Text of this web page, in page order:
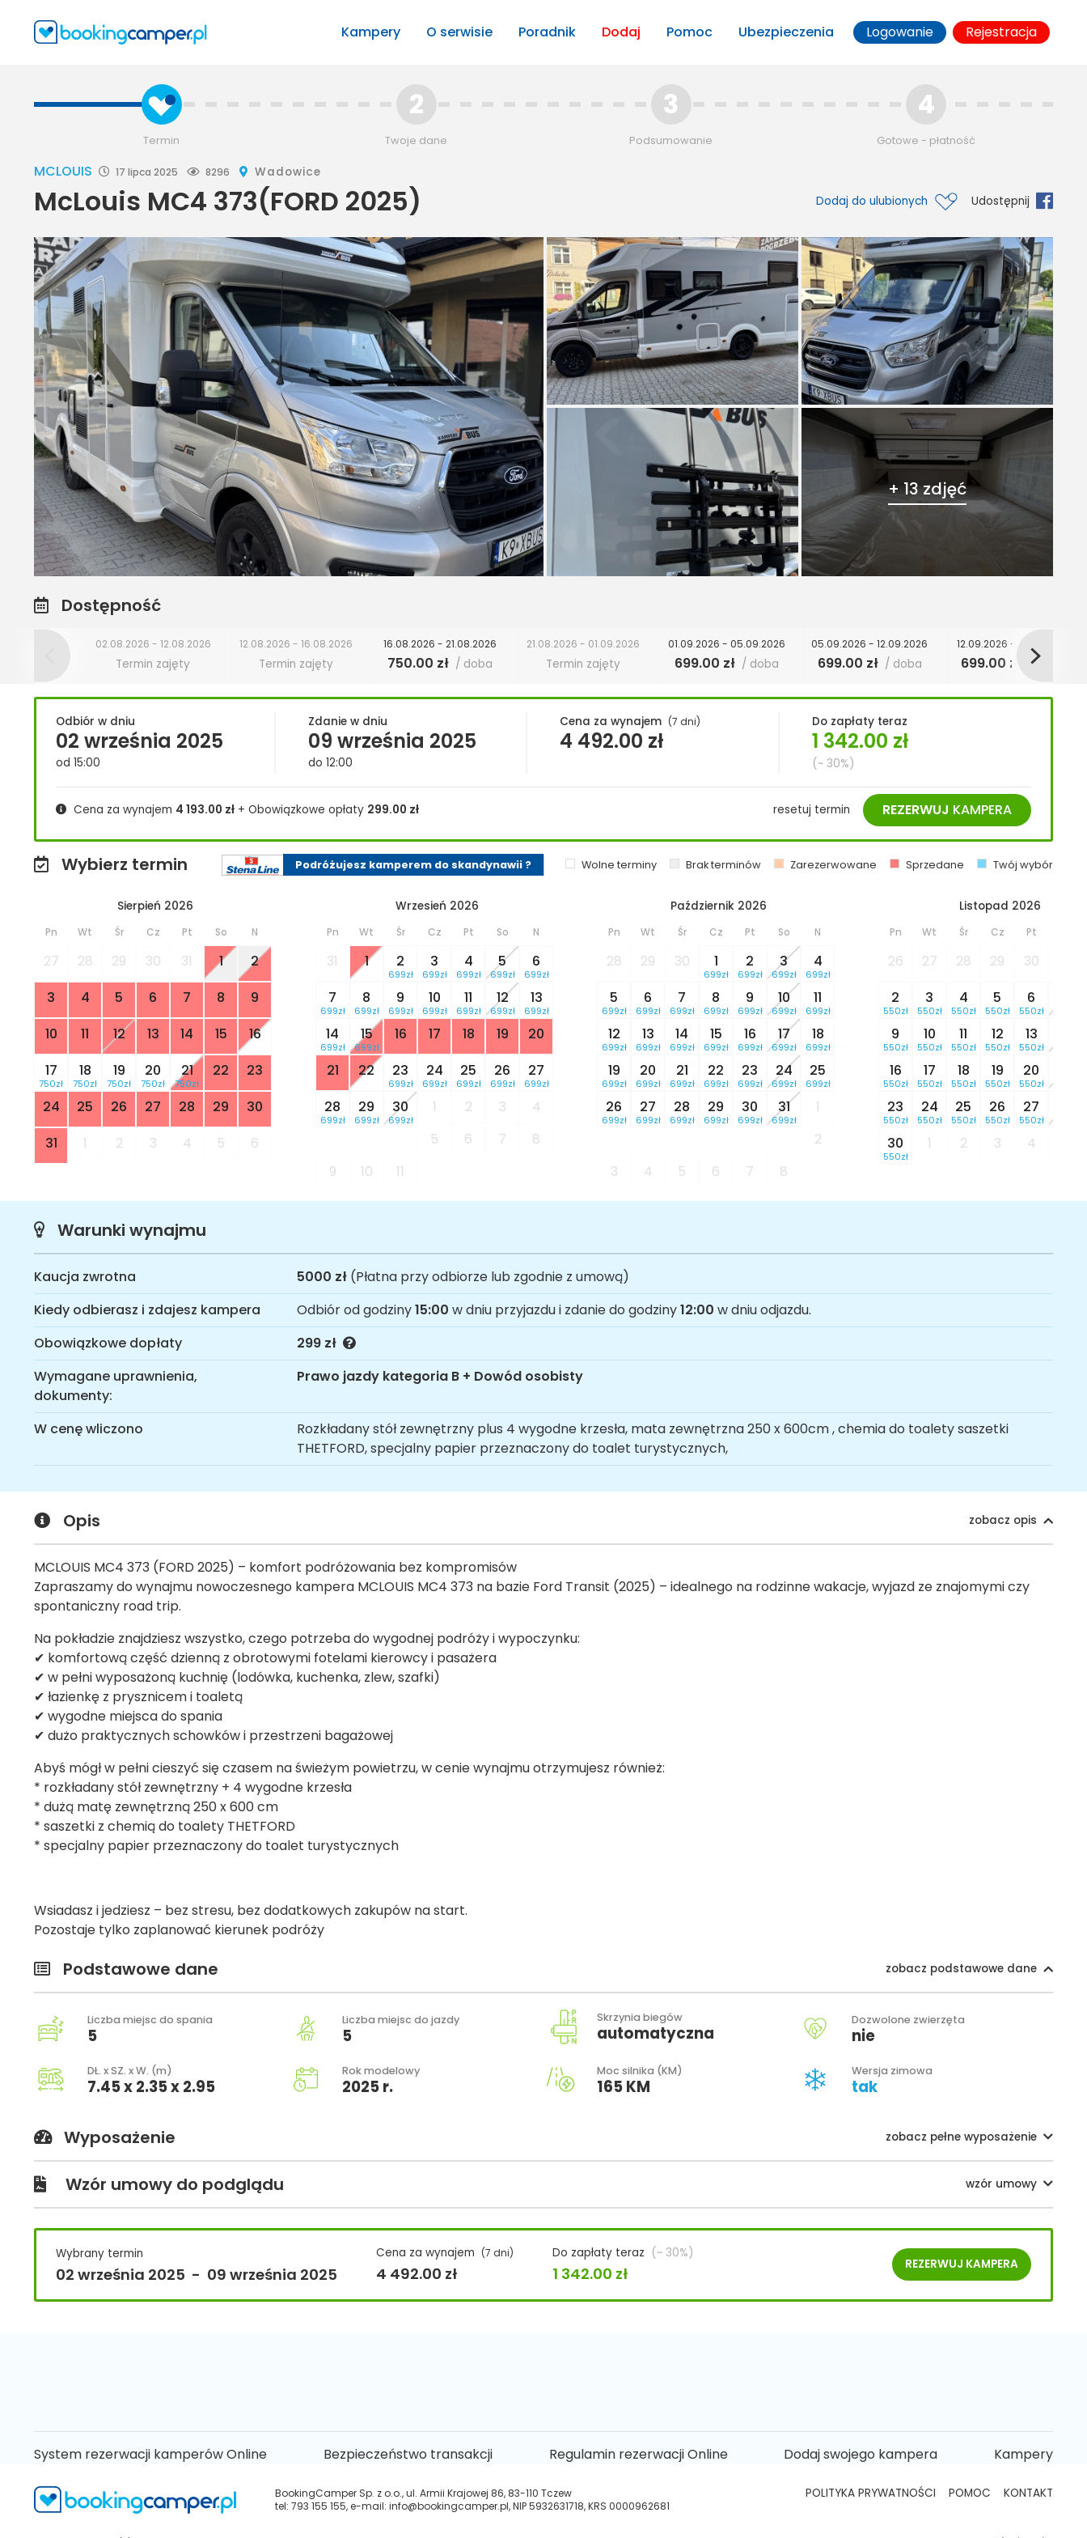
Kampery O serwisie Poradnik Dodaj Pomoc Ubezpieczenia Logowanie Rejestracja
Termin
2
Twoje dane
3
Podsumowanie
4
Gotowe - płatność
MCLOUIS 17 lipca 2025 8296 Wadowice
McLouis MC4 373(FORD 2025) Dodaj do ulubionych Udostępnij
+ 13 zdjęć
Dostępność
02.08.2026 - 12.08.2026
Termin zajęty
12.08.2026 - 16.08.2026
Termin zajęty
16.08.2026 - 21.08.2026
750.00 zł / doba
21.08.2026 - 01.09.2026
Termin zajęty
01.09.2026 - 05.09.2026
699.00 zł / doba
05.09.2026 - 12.09.2026
699.00 zł / doba
12.09.2026 - 15.09.2026
699.00 zł / doba
Odbiór w dniu
02 września 2025
od 15:00
Zdanie w dniu
09 września 2025
do 12:00
Cena za wynajem (7 dni)
4 492.00 zł
Do zapłaty teraz
1 342.00 zł
(~ 30%)
Cena za wynajem 4 193.00 zł + Obowiązkowe opłaty 299.00 zł resetuj termin REZERWUJ KAMPERA
Wybierz termin Podróżujesz kamperem do skandynawii ? Wolne terminy Brak terminów Zarezerwowane Sprzedane Twój wybór
Sierpień 2026
Pn Wt Śr Cz Pt So N
27 28 29 30 31 1
2
3
4 5 6 7 8
9
10
11 12 13 14 15
16
17
750zł
18
750zł
19
750zł
20
750zł
21
750zł
22
23
24
25 26 27 28 29
30
31
1 2 3 4 5 6
Wrzesień 2026
Pn Wt Śr Cz Pt So N
31 1 2
699zł
3
699zł
4
699zł
5
699zł
6
699zł
7
699zł
8
699zł
9
699zł
10
699zł
11
699zł
12
699zł
13
699zł
14
699zł
15
699zł
16 17 18 19
20
21
22 23
699zł
24
699zł
25
699zł
26
699zł
27
699zł
28
699zł
29
699zł
30
699zł
1 2 3
4
5
6 7
8
9
10 11
Październik 2026
Pn Wt Śr Cz Pt So N
28 29 30 1
699zł
2
699zł
3
699zł
4
699zł
5
699zł
6
699zł
7
699zł
8
699zł
9
699zł
10
699zł
11
699zł
12
699zł
13
699zł
14
699zł
15
699zł
16
699zł
17
699zł
18
699zł
19
699zł
20
699zł
21
699zł
22
699zł
23
699zł
24
699zł
25
699zł
26
699zł
27
699zł
28
699zł
29
699zł
30
699zł
31
699zł
1
2
3
4 5 6 7 8
Listopad 2026
Pn Wt Śr Cz Pt
26 27 28 29 30
2
550zł
3
550zł
4
550zł
5
550zł
6
550zł 550zł
9
550zł
10
550zł
11
550zł
12
550zł
13
550zł 550zł
16
550zł
17
550zł
18
550zł
19
550zł
20
550zł 550zł
23
550zł
24
550zł
25
550zł
26
550zł
27
550zł 550zł
30
550zł
1 2 3 4
Warunki wynajmu
Kaucja zwrotna 5000 zł (Płatna przy odbiorze lub zgodnie z umową)
Kiedy odbierasz i zdajesz kampera
Odbiór od godziny15:00 w dniu przyjazdu i zdanie do godziny12:00 w dniu odjazdu.
Obowiązkowe dopłaty
299 zł
Wymagane uprawnienia,
dokumenty:
Prawo jazdy kategoria B + Dowód osobisty
W cenę wliczono
Rozkładany stół zewnętrzny plus 4 wygodne krzesła, mata zewnętrzna 250 x 600cm , chemia do toalety saszetki
THETFORD, specjalny papier przeznaczony do toalet turystycznych,
Opis zobacz opis
MCLOUIS MC4 373 (FORD 2025) – komfort podróżowania bez kompromisów
Zapraszamy do wynajmu nowoczesnego kampera MCLOUIS MC4 373 na bazie Ford Transit (2025) – idealnego na rodzinne wakacje, wyjazd ze znajomymi czy
spontaniczny road trip.
Na pokładzie znajdziesz wszystko, czego potrzeba do wygodnej podróży i wypoczynku:
✔ komfortową część dzienną z obrotowymi fotelami kierowcy i pasażera
✔ w pełni wyposażoną kuchnię (lodówka, kuchenka, zlew, szafki)
✔ łazienkę z prysznicem i toaletą
✔ wygodne miejsca do spania
✔ dużo praktycznych schowków i przestrzeni bagażowej
Abyś mógł w pełni cieszyć się czasem na świeżym powietrzu, w cenie wynajmu otrzymujesz również:
* rozkładany stół zewnętrzny + 4 wygodne krzesła
* dużą matę zewnętrzną 250 x 600 cm
* saszetki z chemią do toalety THETFORD
* specjalny papier przeznaczony do toalet turystycznych
Wsiadasz i jedziesz – bez stresu, bez dodatkowych zakupów na start.
Pozostaje tylko zaplanować kierunek podróży
Podstawowe dane zobacz podstawowe dane
Liczba miejsc do spania
5
Liczba miejsc do jazdy
5
Skrzynia biegów
automatyczna
Dozwolone zwierzęta
nie
DŁ. x SZ. x W. (m)
7.45 x 2.35 x 2.95
Rok modelowy
2025 r.
Moc silnika (KM)
165 KM
Wersja zimowa
tak
Wyposażenie zobacz pełne wyposażenie
Wzór umowy do podglądu wzór umowy
Wybrany termin
02 września 2025 - 09 września 2025
Cena za wynajem (7 dni)
4 492.00 zł
Do zapłaty teraz (~ 30%)
1 342.00 zł REZERWUJ KAMPERA
System rezerwacji kamperów Online Bezpieczeństwo transakcji Regulamin rezerwacji Online Dodaj swojego kampera Kampery
BookingCamper Sp. z o.o., ul. Armii Krajowej 86, 83-110 Tczew
tel: 793 155 155, e-mail: info@bookingcamper.pl, NIP 5932631718, KRS 0000962681
POLITYKA PRYWATNOŚCI POMOC KONTAKT